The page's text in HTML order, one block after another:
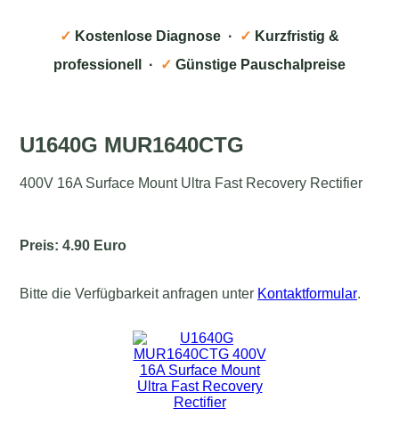
✓ Kostenlose Diagnose · ✓ Kurzfristig &
professionell ·
✓ Günstige Pauschalpreise
U1640G MUR1640CTG
400V 16A Surface Mount Ultra Fast Recovery Rectifier
Preis: 4.90 Euro
Bitte die Verfügbarkeit anfragen unter Kontaktformular.